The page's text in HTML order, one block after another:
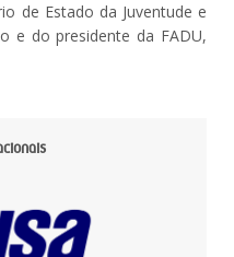
de Estado da Juventude e
e do presidente da FADU,